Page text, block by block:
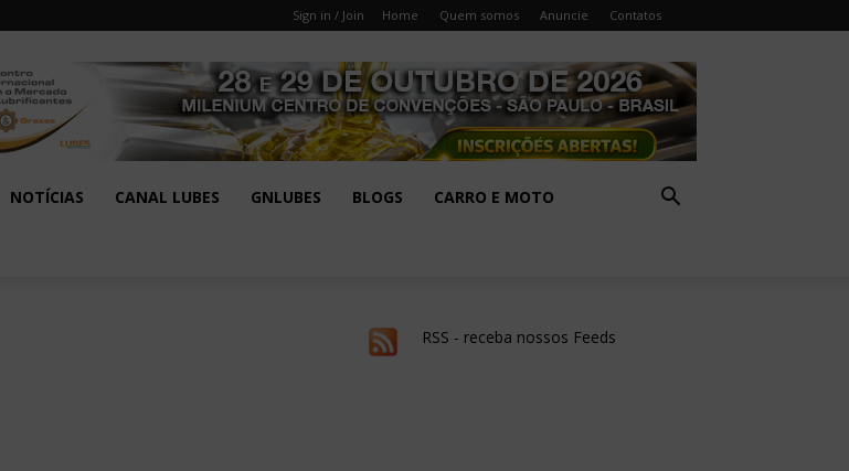
Sign in / Join Home Quem somos Anuncie Contatos
NOTÍCIAS CANAL LUBES GNLUBES BLOGS CARRO E MOTO
RSS - receba nossos Feeds